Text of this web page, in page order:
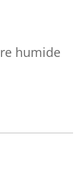
humide